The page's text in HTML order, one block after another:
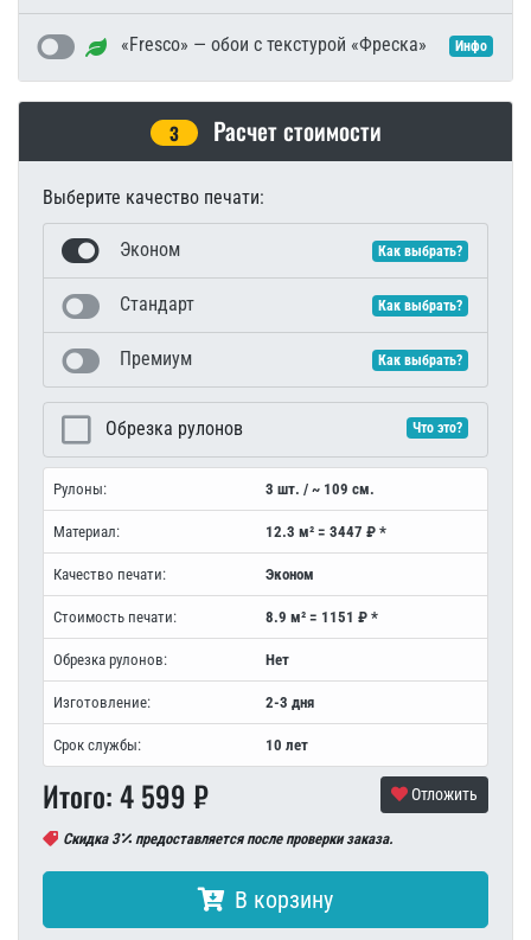
«Fresco» — обои с текстурой «Фреска» Инфо
3 Расчет стоимости
Выберите качество печати:
Эконом Как выбрать?
Стандарт Как выбрать?
Премиум Как выбрать?
Обрезка рулонов Что это?
Рулоны: 3 шт. / ~ 109 см.
Материал: 12.3 м² = 3447 ₽ *
Качество печати: Эконом
Стоимость печати: 8.9 м² = 1151 ₽ *
Обрезка рулонов: Нет
Изготовление: 2-3 дня
Срок службы: 10 лет
Итого:4 599₽ Отложить
Скидка 3 предоставляется после проверки заказа.
В корзину